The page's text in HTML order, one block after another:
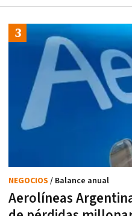
Aerolíneas
NEGOCIOS / Balance anual